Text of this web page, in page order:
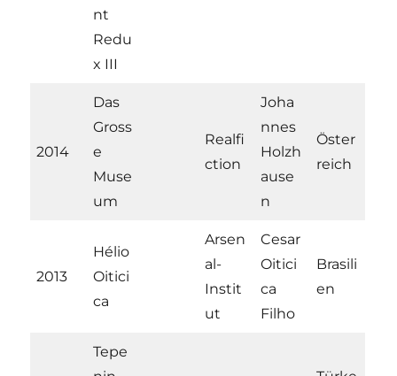
nt
Redu
x III
2014
Das
Gross
e
Muse
um
Realfi
ction
Joha
nnes
Holzh
ause
n
Öster
reich
2013
Hélio
Oitici
ca
Arsen
al-
Instit
ut
Cesar
Oitici
ca
Filho
Brasili
en
Tepe